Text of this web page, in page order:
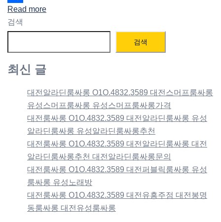
Share
Read more
검색
검색
최신 글
대전알라딘룸싸롱 O1O.4832.3589 대전스머프룸싸롱
유성스머프룸싸롱 유성스머프룸싸롱가격
대전룸싸롱 O1O.4832.3589 대전알라딘룸싸롱 유성
알라딘룸싸롱 유성알라딘룸싸롱추천
대전룸싸롱 O1O.4832.3589 대전알라딘룸싸롱 대전
알라딘룸싸롱추천 대전알라딘룸싸롱문의
대전룸싸롱 O1O.4832.3589 대전퍼블릭룸싸롱 유성
룸싸롱 유성노래방
대전룸싸롱 O1O.4832.3589 대전유흥주점 대전봉명
동룸싸롱 대전유성룸싸롱